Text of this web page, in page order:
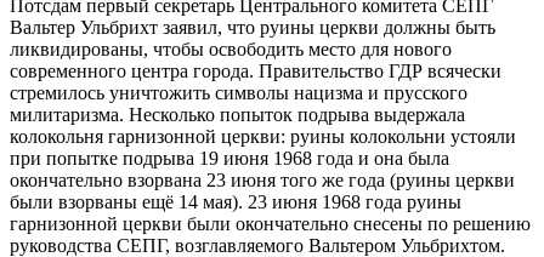
Потсдам первый секретарь Центрального комитета СЕПГ
Вальтер Ульбрихт заявил, что руины церкви должны быть
ликвидированы, чтобы освободить место для нового
современного центра города. Правительство ГДР всячески
стремилось уничтожить символы нацизма и прусского
милитаризма. Несколько попыток подрыва выдержала
колокольня гарнизонной церкви: руины колокольни устояли
при попытке подрыва 19 июня 1968 года и она была
окончательно взорвана 23 июня того же года (руины церкви
были взорваны ещё 14 мая). 23 июня 1968 года руины
гарнизонной церкви были окончательно снесены по решению
руководства СЕПГ, возглавляемого Вальтером Ульбрихтом.